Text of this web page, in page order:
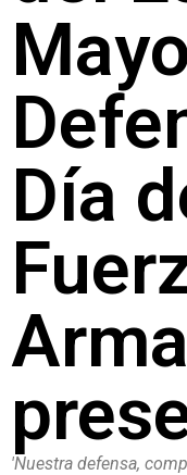
Día
'Nuestra defensa,